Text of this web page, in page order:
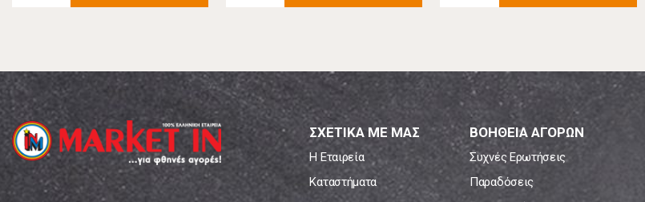
ΣΧΕΤΙΚΑ ΜΕ ΜΑΣ
Η Εταιρεία
Καταστήματα
ΒΟΗΘΕΙΑ ΑΓΟΡΩΝ
Συχνές Ερωτήσεις
Παραδόσεις